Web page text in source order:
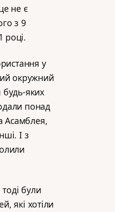
не є
з 9
році.
у
окружний
яких
понад
Асамблея,
І з
були
які хотіли